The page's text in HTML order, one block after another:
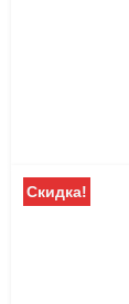
Скидка!